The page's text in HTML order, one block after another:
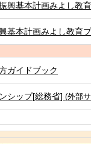
興基本計画みよし教
基本計画みよし教育
ガイドブック
シップ[総務省] (外部